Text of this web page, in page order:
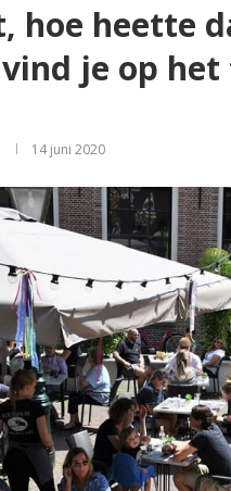
hoe heette
je op
14 juni 2020